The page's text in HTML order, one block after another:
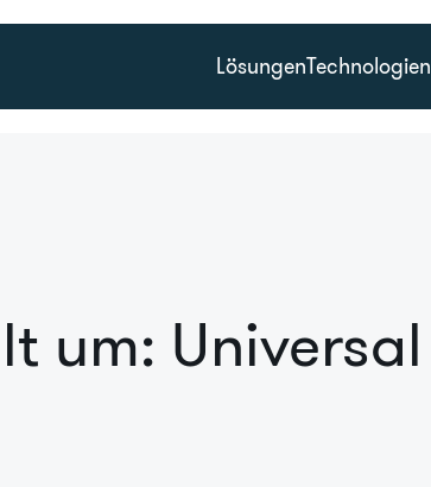
LösungenTechnologien
um: Universal